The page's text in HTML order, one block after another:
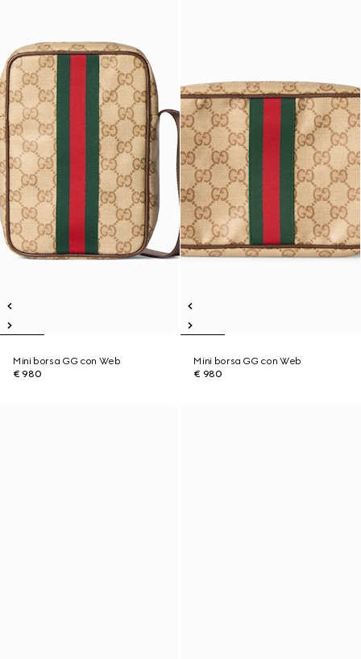
Mini borsa GG con Web
€ 980
Mini borsa GG con Web
€ 980